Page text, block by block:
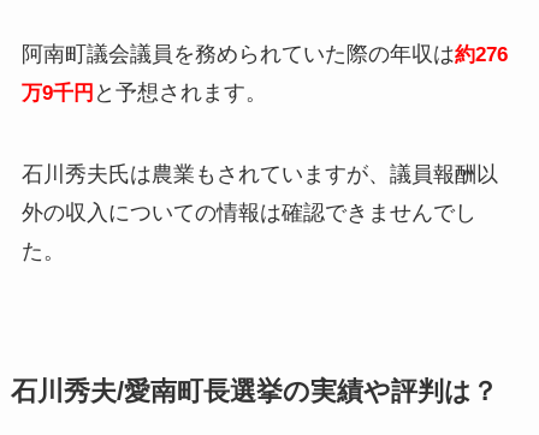
阿南町議会議員を務められていた際の年収は約276
万9千円 と予想されます。
石川秀夫氏は農業もされていますが、議員報酬以
外の収入についての情報は確認できませんでし
た。
石川秀夫/愛南町長選挙の実績や評判は？